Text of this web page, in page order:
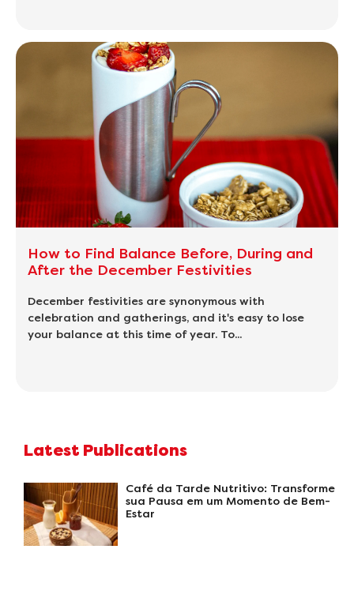
How to Find Balance Before, During and
After the December Festivities
December festivities are synonymous with
celebration and gatherings, and it's easy to lose
your balance at this time of year. To...
Latest Publications
Café da Tarde Nutritivo: Transforme
sua Pausa em um Momento de Bem-
Estar